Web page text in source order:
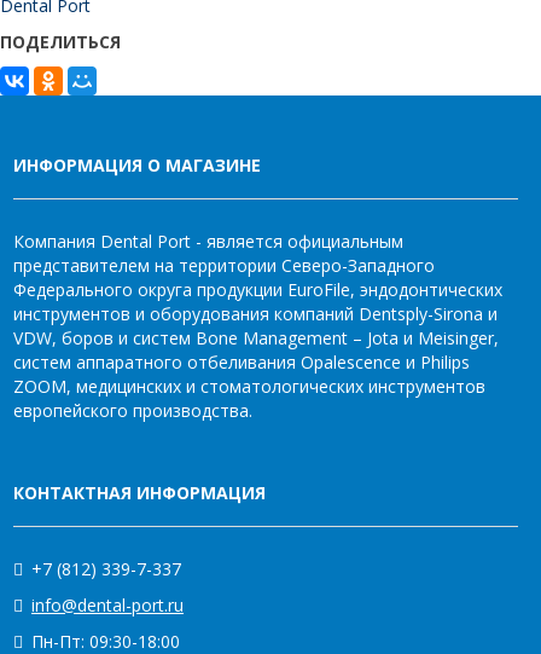
Dental Port
ПОДЕЛИТЬСЯ
ИНФОРМАЦИЯ О МАГАЗИНЕ
Компания Dental Port - является официальным
представителем на территории Северо-Западного
Федерального округа продукции EuroFile, эндодонтических
инструментов и оборудования компаний Dentsply-Sirona и
VDW, боров и систем Bone Management – Jota и Meisinger,
систем аппаратного отбеливания Opalescence и Philips
ZOOM, медицинских и стоматологических инструментов
европейского производства.
КОНТАКТНАЯ ИНФОРМАЦИЯ
+7 (812) 339-7-337
info@dental-port.ru
Пн-Пт: 09:30-18:00